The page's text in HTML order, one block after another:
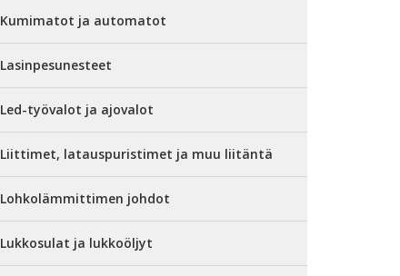
Kumimatot ja automatot
Lasinpesunesteet
Led-työvalot ja ajovalot
Liittimet, latauspuristimet ja muu liitäntä
Lohkolämmittimen johdot
Lukkosulat ja lukkoöljyt